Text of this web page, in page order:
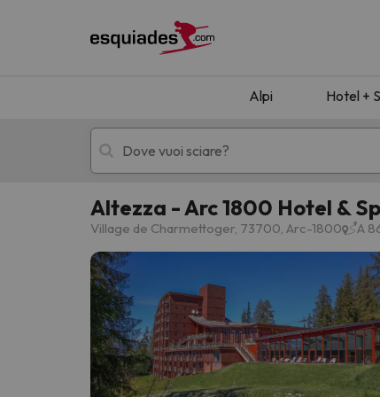
Alpi Hotel +
Hotel + skipass Hotel di
Ops, non abbiamo trovato alcun risultato
Altezza - Arc 1800 Hotel &
Village de Charmettoger, 73700, Arc-1800 A